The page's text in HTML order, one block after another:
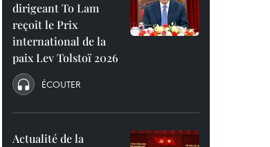
dirigeant To Lam
reçoit le Prix
international de la
paix Lev Tolstoï 2026
ÉCOUTER
Actualité de la